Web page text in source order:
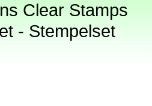
Clear Stamps
- Stempelset